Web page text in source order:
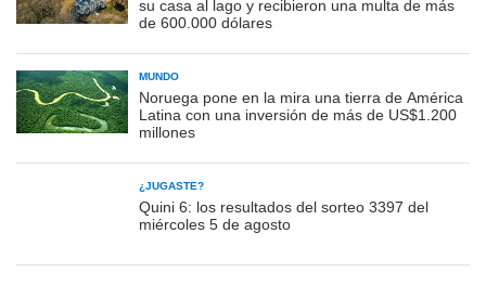
su casa al lago y recibieron una multa de más
de 600.000 dólares
MUNDO
Noruega pone en la mira una tierra de América
Latina con una inversión de más de US$1.200
millones
¿JUGASTE?
Quini 6: los resultados del sorteo 3397 del
miércoles 5 de agosto